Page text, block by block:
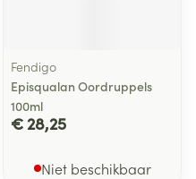
Fendigo
Episqualan Oordruppels
100ml
€ 28,25
Niet beschikbaar